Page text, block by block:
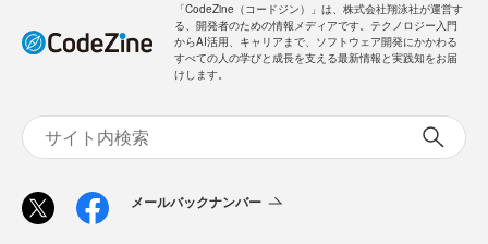
「CodeZine（コードジン）」は、株式会社翔泳社が運営す
る、開発者のための情報メディアです。テクノロジー入門
からAI活用、キャリアまで、ソフトウェア開発にかかわる
すべての人の学びと成長を支える最新情報と実践知をお届
けします。
メールバックナンバー